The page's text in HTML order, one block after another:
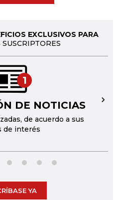
EXCLUSIVOS PARA
1
DE NOTICIAS
de acuerdo a sus
de interés
→
YA